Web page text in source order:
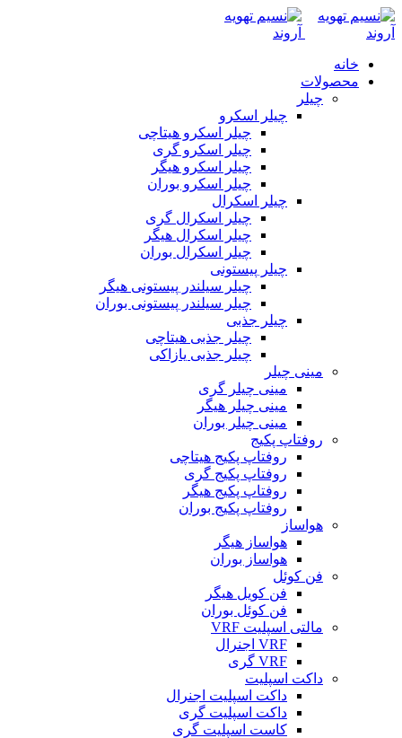
خانه
محصولات
چیلر
چیلر اسکرو
چیلر اسکرو هیتاچی
چیلر اسکرو گری
چیلر اسکرو هیگر
چیلر اسکرو بوران
چیلر اسکرال
چیلر اسکرال گری
چیلر اسکرال هیگر
چیلر اسکرال بوران
چیلر پیستونی
چیلر سیلندر پیستونی هیگر
چیلر سیلندر پیستونی بوران
چیلر جذبی
چیلر جذبی هیتاچی
چیلر جذبی یازاکی
مینی چیلر
مینی چیلر گری
مینی چیلر هیگر
مینی چیلر بوران
روفتاپ پکیج
روفتاپ پکیج هیتاچی
روفتاپ پکیج گری
روفتاپ پکیج هیگر
روفتاپ پکیج بوران
هواساز
هواساز هیگر
هواساز بوران
فن کوئل
فن کویل هیگر
فن کوئل بوران
مالتی اسپلیت VRF
VRF اجنرال
VRF گری
داکت اسپلیت
داکت اسپلیت اجنرال
داکت اسپلیت گری
کاست اسپلیت گری